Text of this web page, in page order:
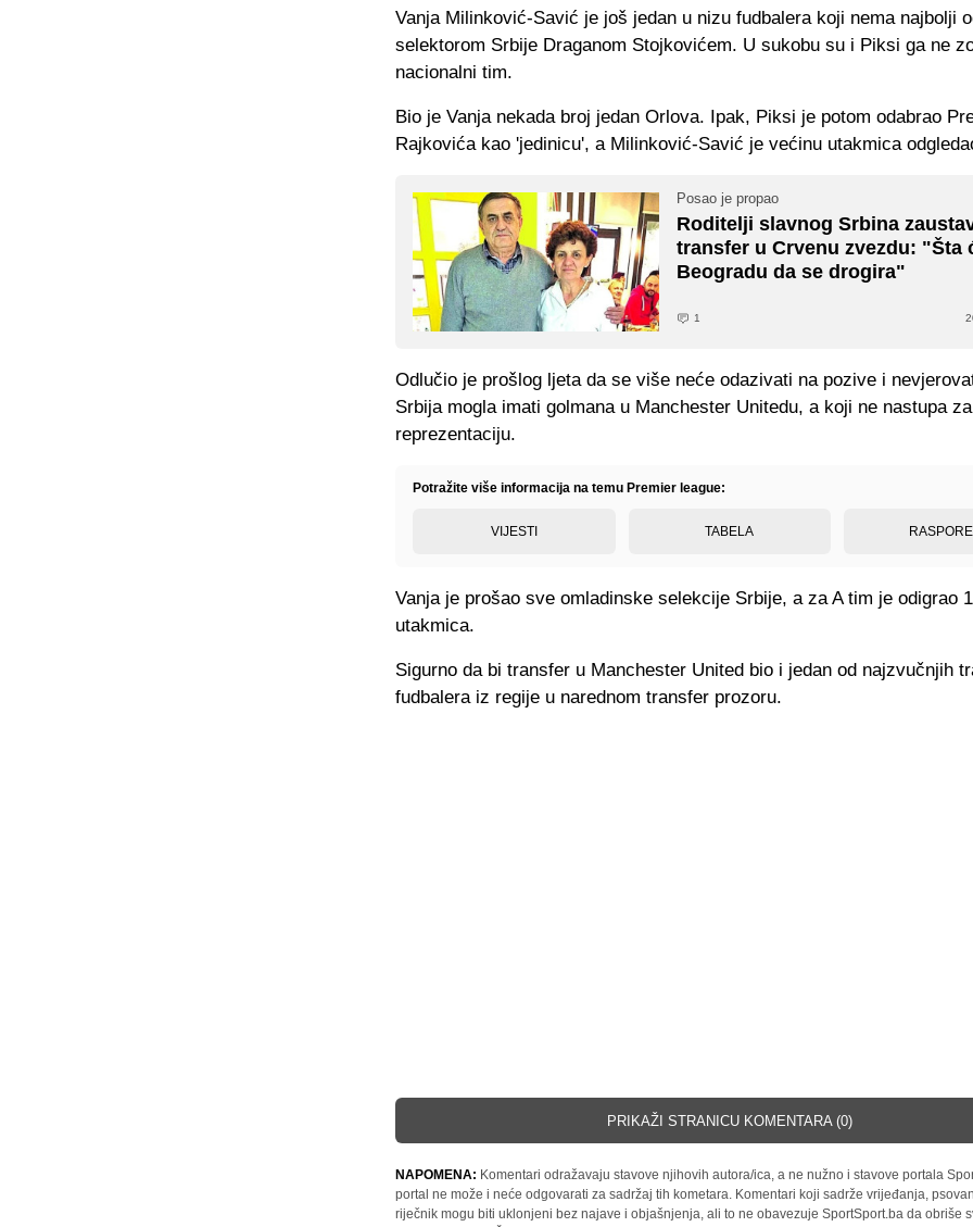
Vanja Milinković-Savić je još jedan u nizu fudbalera koji nema najbolji
selektorom Srbije Draganom Stojkovićem. U sukobu su i Piksi ga ne
nacionalni tim.
Bio je Vanja nekada broj jedan Orlova. Ipak, Piksi je potom odabrao
Rajkovića kao 'jedinicu', a Milinković-Savić je većinu utakmica
Posao je propao
Roditelji slavnog Srbina
transfer u Crvenu zvezdu: "Šta
Beogradu da se drogira"
1
Odlučio je prošlog ljeta da se više neće odazivati na pozive i
Srbija mogla imati golmana u Manchester Unitedu, a koji ne nastupa za
reprezentaciju.
Potražite više informacija na temu Premier league:
VIJESTI TABELA
Vanja je prošao sve omladinske selekcije Srbije, a za A tim je odigrao
utakmica.
Sigurno da bi transfer u Manchester United bio i jedan od najzvučnjih
fudbalera iz regije u narednom transfer prozoru.
PRIKAŽI STRANICU KOMENTARA (0)
NAPOMENA: Komentari odražavaju stavove njihovih autora/ica, a ne nužno i stavove portala
portal ne može i neće odgovarati za sadržaj tih kometara. Komentari koji sadrže vrijeđanja,
riječnik mogu biti uklonjeni bez najave i objašnjenja, ali to ne obavezuje SportSport.ba da obriše